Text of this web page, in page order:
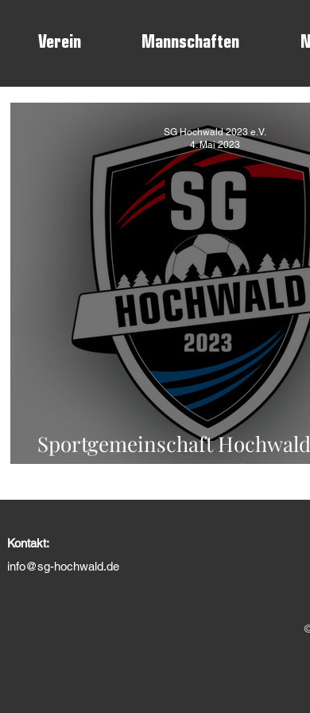
Verein Mannschaften
Sportgemeinschaft Hochwald
gegründet
SG Hochwald 2023 e.V.
4. Mai 2023
Kontakt:
info@sg-hochwald.de